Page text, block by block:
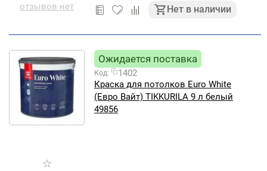
отзывов нет Нет в наличии
Ожидается поставка
Код:
1402
Краска для потолков Euro White
(Евро Вайт) TIKKURILA 9 л белый
49856